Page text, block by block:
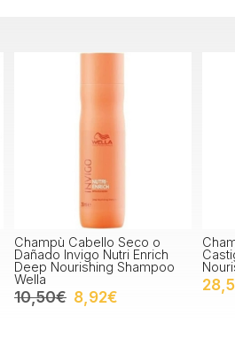
Champú Cabellos Secos y
Castigados Nutritivo
Nourishing Shampoo Davines
28,50€